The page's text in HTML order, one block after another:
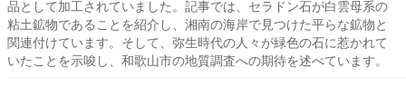
品として加工されていました。記事では、セラドン石が白雲母系の
粘土鉱物であることを紹介し、湘南の海岸で見つけた平らな鉱物と
関連付けています。そして、弥生時代の人々が緑色の石に惹かれて
いたことを示唆し、和歌山市の地質調査への期待を述べています。